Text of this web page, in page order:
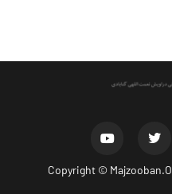
Copyright ©